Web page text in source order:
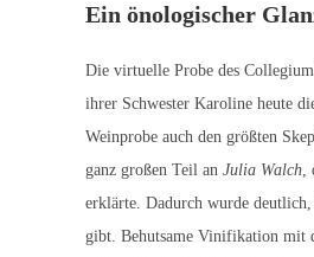
Ein önologischer
Die virtuelle Probe des
ihrer Schwester Karoline heute
Weinprobe auch den größten
ganz großen Teil an Julia Walch,
erklärte. Dadurch wurde
gibt. Behutsame Vinifikation mit